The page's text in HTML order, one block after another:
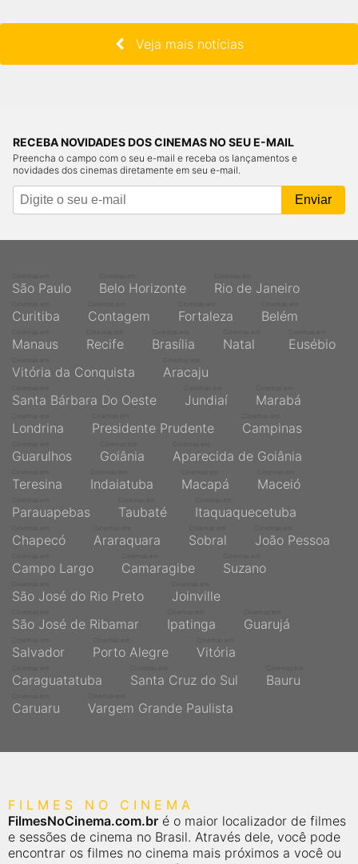
Veja mais notícias
RECEBA NOVIDADES DOS CINEMAS NO SEU E-MAIL
Preencha o campo com o seu e-mail e receba os lançamentos e
novidades dos cinemas diretamente em seu e-mail.
São Paulo Belo Horizonte Rio de Janeiro
Curitiba Contagem Fortaleza Belém
Manaus Recife Brasília Natal Eusébio
Vitória da Conquista Aracaju
Santa Bárbara Do Oeste Jundiaí Marabá
Londrina Presidente Prudente Campinas
Guarulhos Goiânia Aparecida de Goiânia
Teresina Indaiatuba Macapá Maceió
Parauapebas Taubaté Itaquaquecetuba
Chapecó Araraquara Sobral João Pessoa
Campo Largo Camaragibe Suzano
São José do Rio Preto Joinville
São José de Ribamar Ipatinga Guarujá
Salvador Porto Alegre Vitória
Caraguatatuba Santa Cruz do Sul Bauru
Caruaru Vargem Grande Paulista
FILMES NO CINEMA
FilmesNoCinema.com.br é o maior localizador de filmes
e sessões de cinema no Brasil. Através dele, você pode
encontrar os filmes no cinema mais próximos a você ou